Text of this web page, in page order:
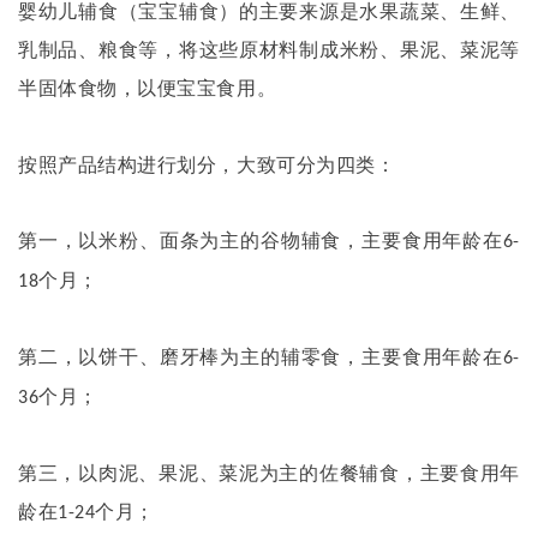
婴幼儿辅食（宝宝辅食）的主要来源是水果蔬菜、生鲜、
乳制品、粮食等，将这些原材料制成米粉、果泥、菜泥等
半固体食物，以便宝宝食用。
按照产品结构进行划分，大致可分为四类：
第一，以米粉、面条为主的谷物辅食，主要食用年龄在6-
18个月；
第二，以饼干、磨牙棒为主的辅零食，主要食用年龄在6-
36个月；
第三，以肉泥、果泥、菜泥为主的佐餐辅食，主要食用年
龄在1-24个月；